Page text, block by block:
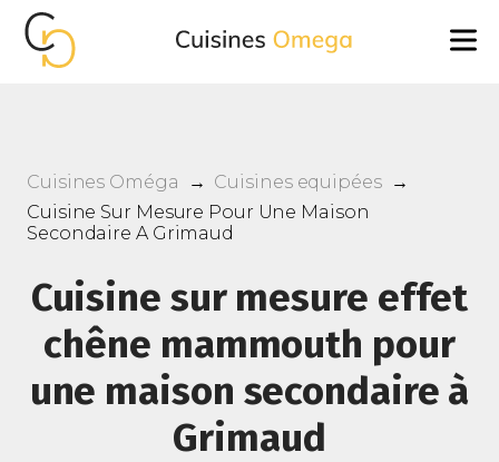
Cuisines Oméga → Cuisines equipées →
Cuisine Sur Mesure Pour Une Maison
Secondaire A Grimaud
Cuisine sur mesure effet
chêne mammouth pour
une maison secondaire à
Grimaud